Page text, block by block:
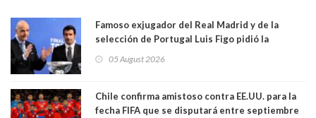
Famoso exjugador del Real Madrid y de la
selección de Portugal Luis Figo pidió la
dimisión de presidente de la Fifa: "Es el
comportamiento más bajo y cobarde que he
05 August 2026
Chile confirma amistoso contra EE.UU. para la
fecha FIFA que se disputará entre septiembre